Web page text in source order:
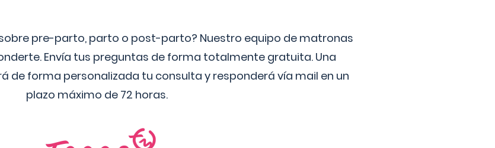
pre-parto, parto o post-parto? Nuestro equipo de matronas
Envía tus preguntas de forma totalmente gratuita. Una
de forma personalizada tu consulta y responderá vía mail en un
plazo máximo de 72 horas.